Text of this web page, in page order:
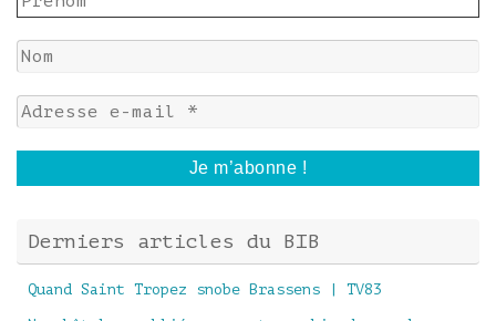
Derniers articles du BIB
Quand Saint Tropez snobe Brassens | TV83